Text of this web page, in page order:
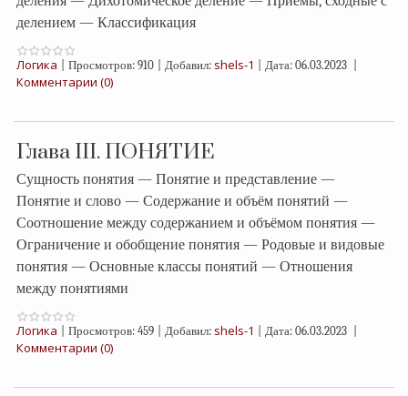
делением — Классификация
Логика Просмотров: 910 Добавил: shels-1 Дата: 06.03.2023
Комментарии (0)
Глава III. ПОНЯТИЕ
Сущность понятия — Понятие и представление —
Понятие и слово — Содержание и объём понятий —
Соотношение между содержанием и объёмом понятия —
Ограничение и обобщение понятия — Родовые и видовые
понятия — Основные классы понятий — Отношения
между понятиями
Логика Просмотров: 459 Добавил: shels-1 Дата: 06.03.2023
Комментарии (0)